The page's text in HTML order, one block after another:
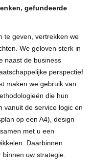
gefundeerde
te geven, vertrekken we
We geloven sterk in
naast de business
perspectief
maken we gebruik van
die hun
vanuit de service logic en
op een A4), design
met u een
Daarbinnen
uw strategie.